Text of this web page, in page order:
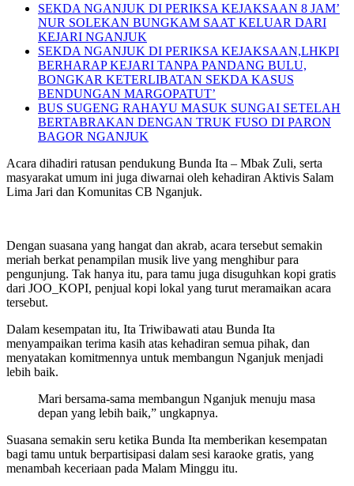
SEKDA NGANJUK DI PERIKSA KEJAKSAAN 8 JAM’
NUR SOLEKAN BUNGKAM SAAT KELUAR DARI
KEJARI NGANJUK
SEKDA NGANJUK DI PERIKSA KEJAKSAAN,LHKPI
BERHARAP KEJARI TANPA PANDANG BULU,
BONGKAR KETERLIBATAN SEKDA KASUS
BENDUNGAN MARGOPATUT’
BUS SUGENG RAHAYU MASUK SUNGAI SETELAH
BERTABRAKAN DENGAN TRUK FUSO DI PARON
BAGOR NGANJUK
Acara dihadiri ratusan pendukung Bunda Ita – Mbak Zuli, serta
masyarakat umum ini juga diwarnai oleh kehadiran Aktivis Salam
Lima Jari dan Komunitas CB Nganjuk.
Dengan suasana yang hangat dan akrab, acara tersebut semakin
meriah berkat penampilan musik live yang menghibur para
pengunjung. Tak hanya itu, para tamu juga disuguhkan kopi gratis
dari JOO_KOPI, penjual kopi lokal yang turut meramaikan acara
tersebut.
Dalam kesempatan itu, Ita Triwibawati atau Bunda Ita
menyampaikan terima kasih atas kehadiran semua pihak, dan
menyatakan komitmennya untuk membangun Nganjuk menjadi
lebih baik.
Mari bersama-sama membangun Nganjuk menuju masa
depan yang lebih baik,” ungkapnya.
Suasana semakin seru ketika Bunda Ita memberikan kesempatan
bagi tamu untuk berpartisipasi dalam sesi karaoke gratis, yang
menambah keceriaan pada Malam Minggu itu.